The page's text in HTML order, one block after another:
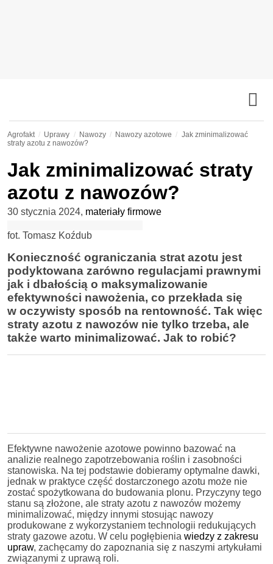
Agrofakt Uprawy Nawozy Nawozy azotowe
Jak zminimalizować
straty azotu z nawozów?
Jak zminimalizować straty
azotu z nawozów?
30 stycznia 2024, materiały firmowe
fot. Tomasz Koźdub
Konieczność ograniczania strat azotu jest
podyktowana zarówno regulacjami prawnymi
jak i dbałością o maksymalizowanie
efektywności nawożenia, co przekłada się
w oczywisty sposób na rentowność. Tak więc
straty azotu z nawozów nie tylko trzeba, ale
także warto minimalizować. Jak to robić?
Efektywne nawożenie azotowe powinno bazować na
analizie realnego zapotrzebowania roślin i zasobności
stanowiska. Na tej podstawie dobieramy optymalne dawki,
jednak w praktyce część dostarczonego azotu może nie
zostać spożytkowana do budowania plonu. Przyczyny tego
stanu są złożone, ale straty azotu z nawozów możemy
minimalizować, między innymi stosując nawozy
produkowane z wykorzystaniem technologii redukujących
straty gazowe azotu. W celu pogłębienia wiedzy z zakresu
upraw, zachęcamy do zapoznania się z naszymi artykułami
związanymi z uprawą roli.